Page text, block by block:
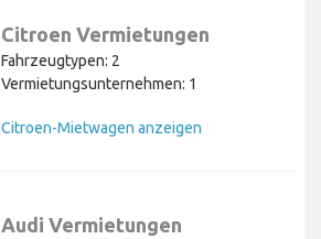
Citroen Vermietungen
Fahrzeugtypen: 2
Vermietungsunternehmen: 1
Citroen-Mietwagen anzeigen
Audi Vermietungen